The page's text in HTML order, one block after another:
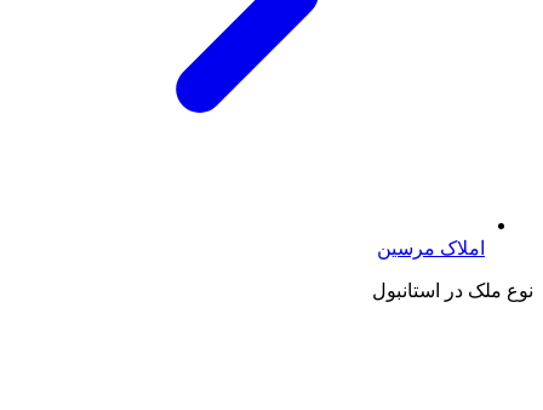
املاک مرسین
نوع ملک در استانبول